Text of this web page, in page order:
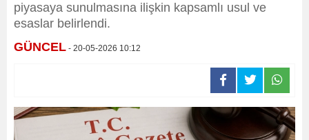
piyasaya sunulmasına ilişkin kapsamlı usul ve
esaslar belirlendi.
GÜNCEL - 20-05-2026 10:12